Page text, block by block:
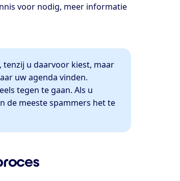
voor nodig, meer informatie
tenzij u daarvoor kiest, maar
uw agenda vinden.
tegen te gaan. Als u
de meeste spammers het te